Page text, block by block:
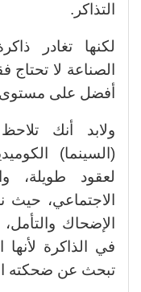
التذاكر.
لكنها تغادر
الصناعة لا تحتاج
أفضل على
ولابد أنك
(السينما)
لعقود طويلة،
الاجتماعي، حيث
الإضحاك
في الذاكرة
تبحث عن ضحكته